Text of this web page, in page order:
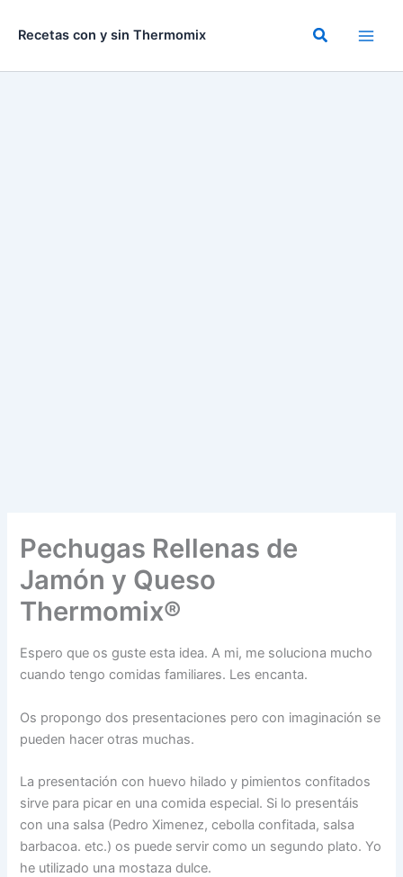
Recetas con y sin Thermomix Buscar
Pechugas Rellenas de
Jamón y Queso
Thermomix®
Espero que os guste esta idea. A mi, me soluciona mucho
cuando tengo comidas familiares. Les encanta.
Os propongo dos presentaciones pero con imaginación se
pueden hacer otras muchas.
La presentación con huevo hilado y pimientos confitados
sirve para picar en una comida especial. Si lo presentáis
con una salsa (Pedro Ximenez, cebolla confitada, salsa
barbacoa. etc.) os puede servir como un segundo plato. Yo
he utilizado una mostaza dulce.